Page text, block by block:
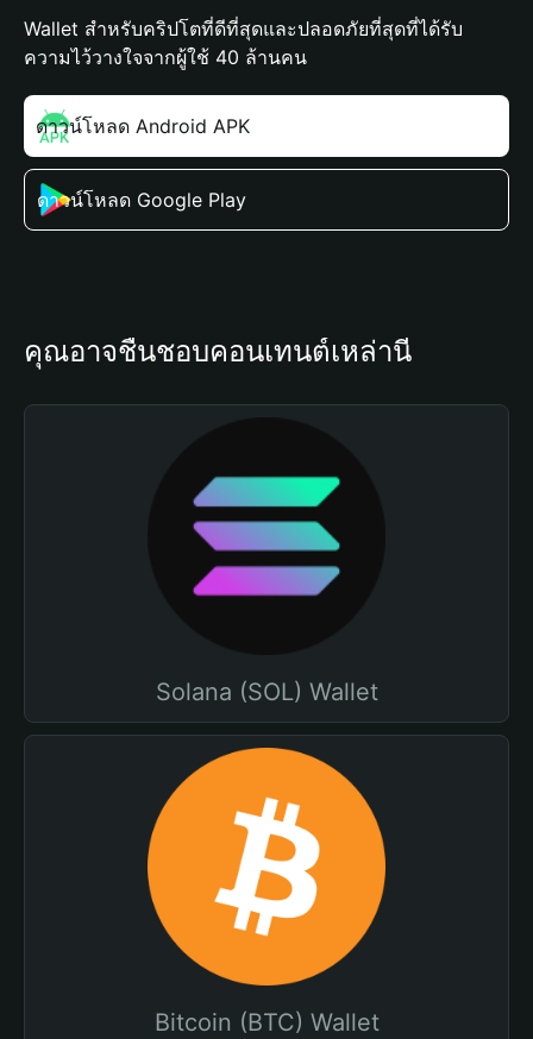
Wallet สำหรับคริปโตที่ดีที่สุดและปลอดภัยที่สุดที่ได้รับ
ความไว้วางใจจากผู้ใช้ 40 ล้านคน
ดาวน์โหลด Android APK
ดาวน์โหลด Google Play
คุณอาจชื่นชอบคอนเทนต์เหล่านี้
Solana (SOL) Wallet
Bitcoin (BTC) Wallet